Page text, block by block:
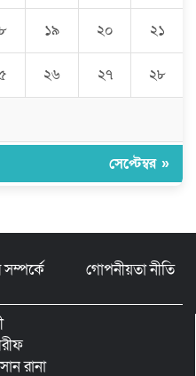
ওয়েলফেয়ার
সিল-স্টাম্প প্যাড জব্দ।
ও ৩২ হাজার টাকা উদ্ধার, আটক ১
ক্যাম্পেইন
১৯ ২০ ২১
২৬ ২৭ ২৮
সেপ্টেম্বর »
গোপনীয়তা নীতি
রানা